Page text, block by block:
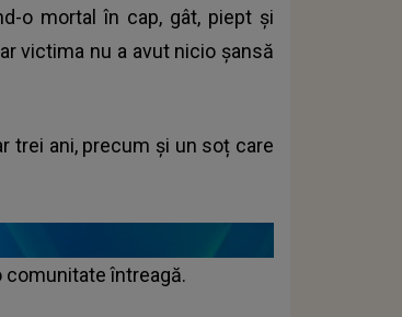
o mortal în cap, gât, piept și
victima nu a avut nicio șansă
trei ani, precum și un soț care
comunitate întreagă.